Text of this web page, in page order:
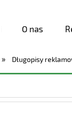
O nas
» Długopisy